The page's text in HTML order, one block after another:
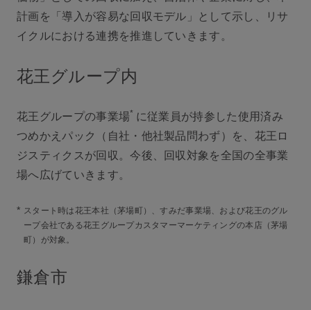
計画を「導入が容易な回収モデル」として示し、リサ
イクルにおける連携を推進していきます。
花王グループ内
花王グループの事業場* に従業員が持参した使用済み
つめかえパック（自社・他社製品問わず）を、花王ロ
ジスティクスが回収。今後、回収対象を全国の全事業
場へ広げていきます。
* スタート時は花王本社（茅場町）、すみだ事業場、および花王のグル
ープ会社である花王グループカスタマーマーケティングの本店（茅場
町）が対象。
鎌倉市